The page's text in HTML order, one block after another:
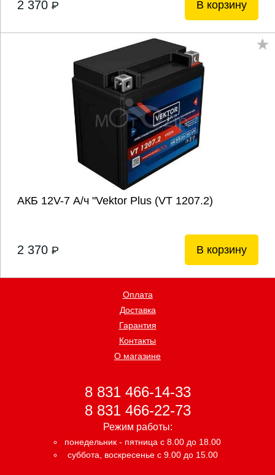
2 370 P В корзину
АКБ 12V-7 А/ч "Vektor Plus (VT 1207.2)
2 370 P В корзину
Оплата
Доставка
Гарантия
Контакты
О магазине
8 831 466-14-33
8 831 466-22-73
Режим работы:
понедельник - пятница с 8.00 до 18.00
суббота, воскресенье с 9.00 до 15.00